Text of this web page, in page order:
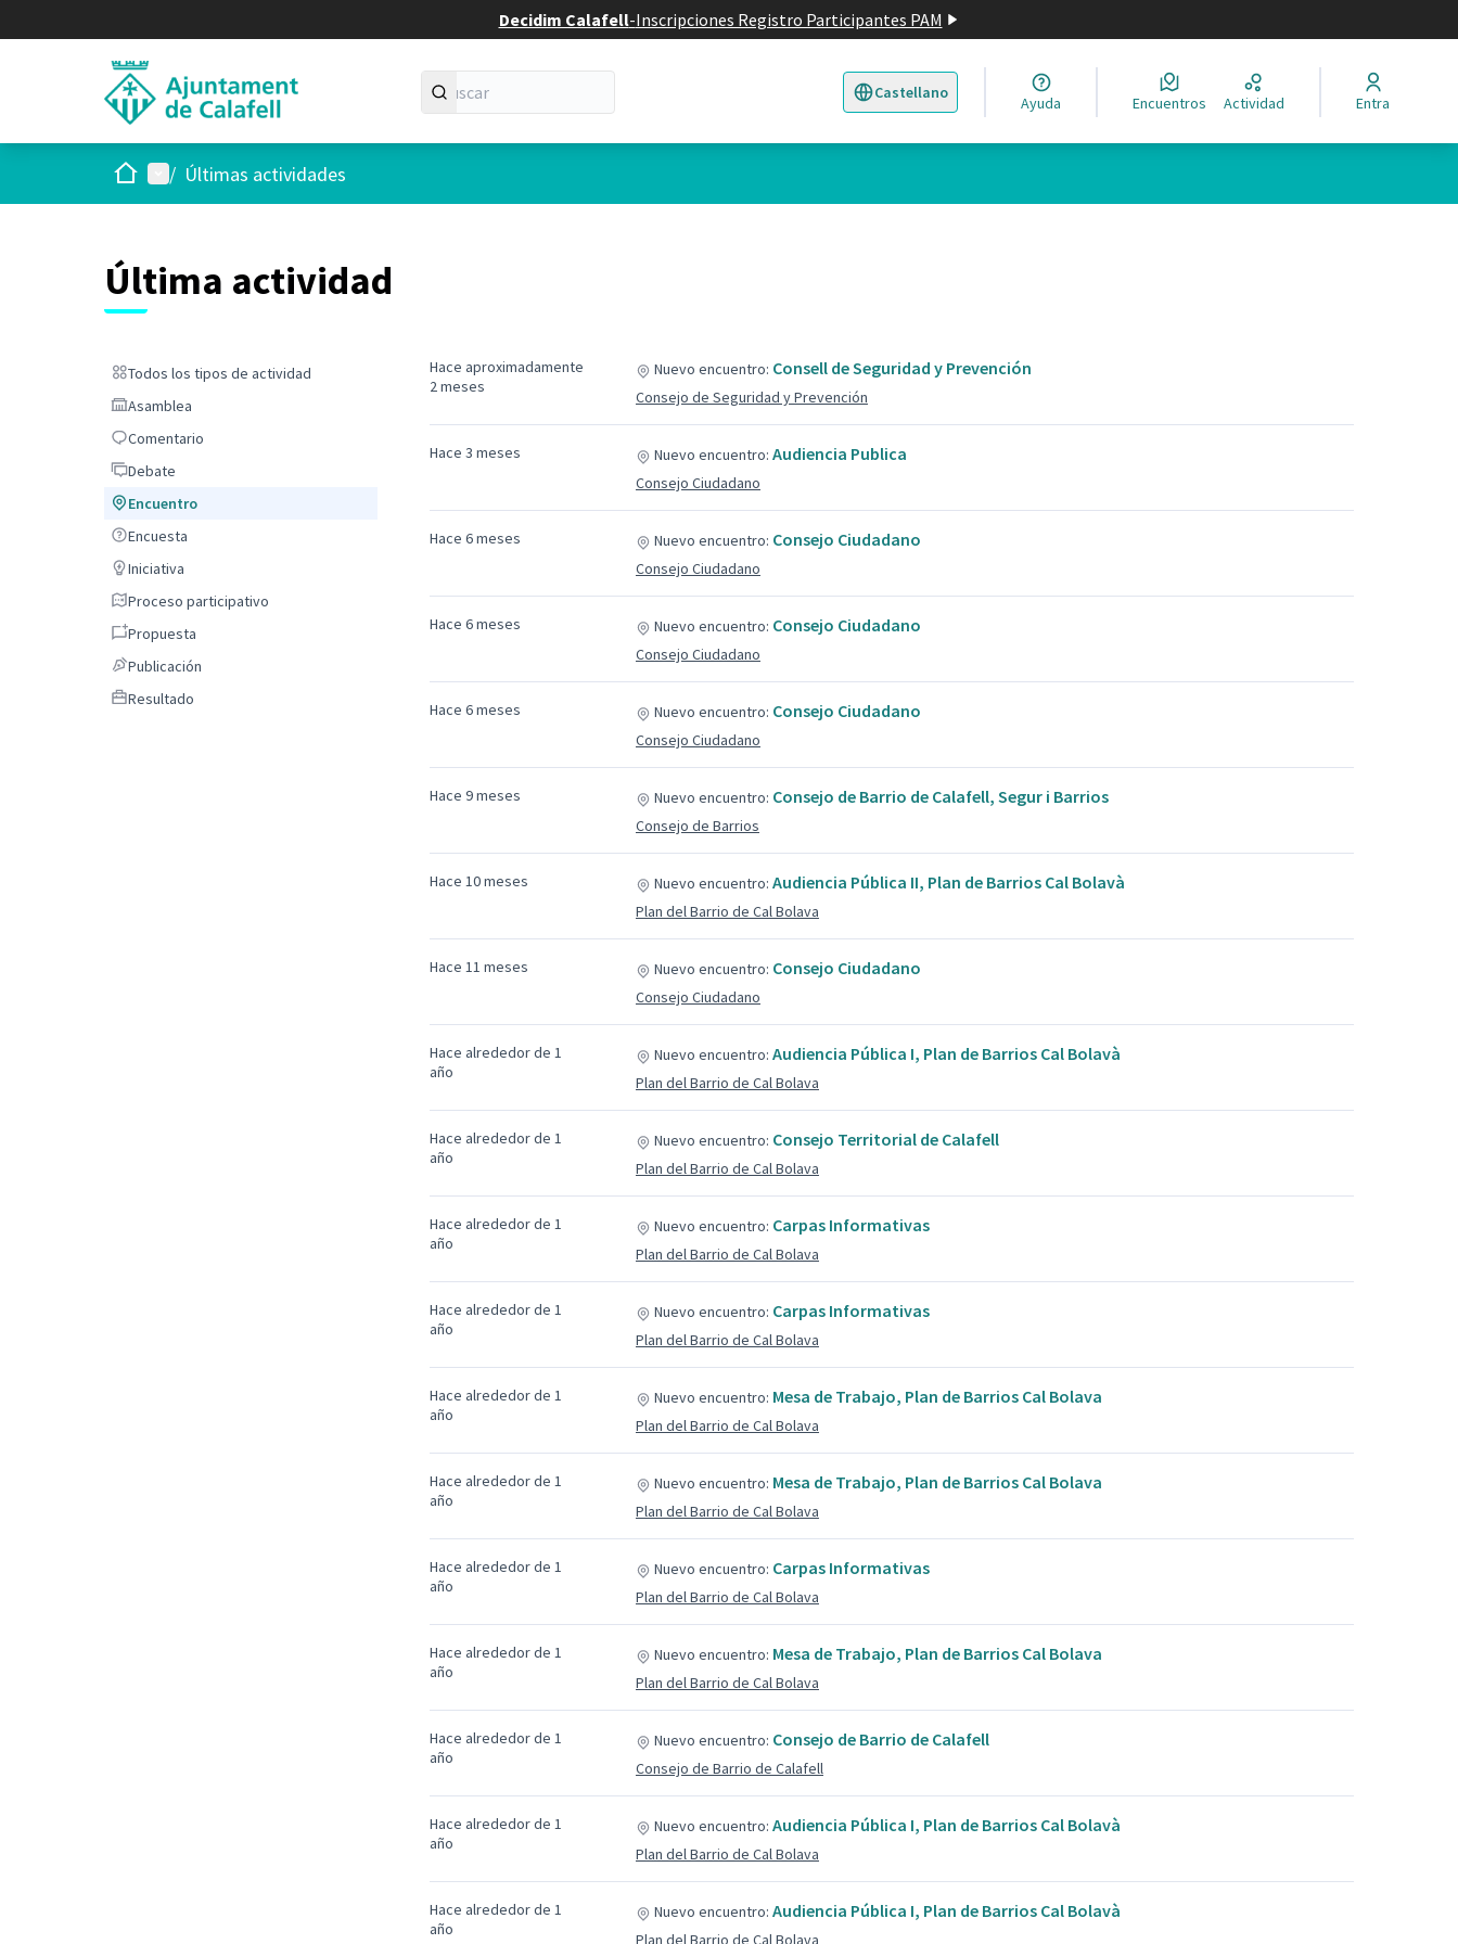
Decidim Calafell-Inscripciones Registro Participantes PAM
Castellano
Triar la llengua Elegir el idioma
Ayuda Encuentros Actividad Entra
InicioMenú principal
/ Últimas actividades
Última actividad
Todos los tipos de actividad
Todos los tipos de actividad
Asamblea
Asamblea
Comentario
Comentario
DebateDebate
Encuentro
Encuentro
Encuesta
Encuesta
Iniciativa
Iniciativa
Proceso participativo
Proceso participativo
Propuesta
Propuesta
Publicación
Publicación
Resultado
Resultado
Hace aproximadamente
2 meses
Nuevo encuentro: Consell de Seguridad y Prevención
Consejo de Seguridad y Prevención
Hace 3 meses Nuevo encuentro: Audiencia Publica
Consejo Ciudadano
Hace 6 meses Nuevo encuentro: Consejo Ciudadano
Consejo Ciudadano
Hace 6 meses Nuevo encuentro: Consejo Ciudadano
Consejo Ciudadano
Hace 6 meses Nuevo encuentro: Consejo Ciudadano
Consejo Ciudadano
Hace 9 meses Nuevo encuentro: Consejo de Barrio de Calafell, Segur i Barrios
Consejo de Barrios
Hace 10 meses Nuevo encuentro: Audiencia Pública II, Plan de Barrios Cal Bolavà
Plan del Barrio de Cal Bolava
Hace 11 meses Nuevo encuentro: Consejo Ciudadano
Consejo Ciudadano
Hace alrededor de 1
año
Nuevo encuentro: Audiencia Pública I, Plan de Barrios Cal Bolavà
Plan del Barrio de Cal Bolava
Hace alrededor de 1
año
Nuevo encuentro: Consejo Territorial de Calafell
Plan del Barrio de Cal Bolava
Hace alrededor de 1
año
Nuevo encuentro: Carpas Informativas
Plan del Barrio de Cal Bolava
Hace alrededor de 1
año
Nuevo encuentro: Carpas Informativas
Plan del Barrio de Cal Bolava
Hace alrededor de 1
año
Nuevo encuentro: Mesa de Trabajo, Plan de Barrios Cal Bolava
Plan del Barrio de Cal Bolava
Hace alrededor de 1
año
Nuevo encuentro: Mesa de Trabajo, Plan de Barrios Cal Bolava
Plan del Barrio de Cal Bolava
Hace alrededor de 1
año
Nuevo encuentro: Carpas Informativas
Plan del Barrio de Cal Bolava
Hace alrededor de 1
año
Nuevo encuentro: Mesa de Trabajo, Plan de Barrios Cal Bolava
Plan del Barrio de Cal Bolava
Hace alrededor de 1
año
Nuevo encuentro: Consejo de Barrio de Calafell
Consejo de Barrio de Calafell
Hace alrededor de 1
año
Nuevo encuentro: Audiencia Pública I, Plan de Barrios Cal Bolavà
Plan del Barrio de Cal Bolava
Hace alrededor de 1
año
Nuevo encuentro: Audiencia Pública I, Plan de Barrios Cal Bolavà
Plan del Barrio de Cal Bolava